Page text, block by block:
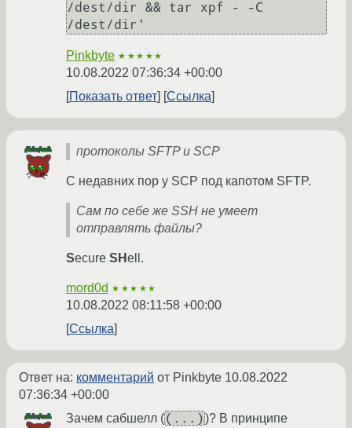
/dest/dir && tar xpf - -C
/dest/dir'
Pinkbyte ★★★★★
10.08.2022 07:36:34 +00:00
Показать ответ
Ссылка
протоколы SFTP и SCP
С недавних пор у SCP под капотом SFTP.
Сам по себе же SSH не умеет
отправлять файлы?
Secure SHell.
mord0d ★★★★★
10.08.2022 08:11:58 +00:00
Ссылка
Ответ на: комментарий от Pinkbyte 10.08.2022
07:36:34 +00:00
Зачем сабшелл ((...))? В принципе